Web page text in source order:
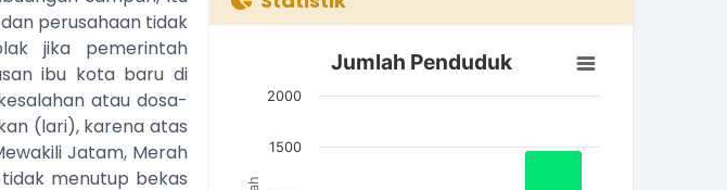
perusahaan tidak
jika pemerintah
ibu kota baru di
atau dosa-
(lari), karena atas
Jatam, Merah
menutup bekas
Jumlah Penduduk
Bar chart with 3 bars.
The chart has 1 X axis displaying categories.
Jumlah Penduduk
1500
2000